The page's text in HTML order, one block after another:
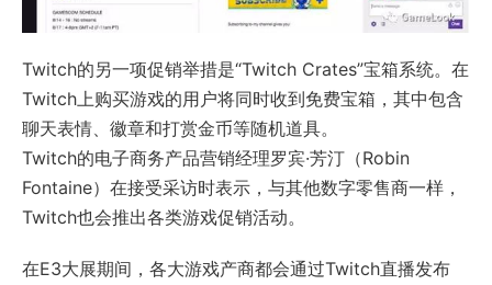
Twitch的另一项促销举措是“Twitch Crates”宝箱系统。在
Twitch上购买游戏的用户将同时收到免费宝箱，其中包含
聊天表情、徽章和打赏金币等随机道具。
Twitch的电子商务产品营销经理罗宾·芳汀（Robin
Fontaine）在接受采访时表示，与其他数字零售商一样，
Twitch也会推出各类游戏促销活动。
在E3大展期间，各大游戏产商都会通过Twitch直播发布